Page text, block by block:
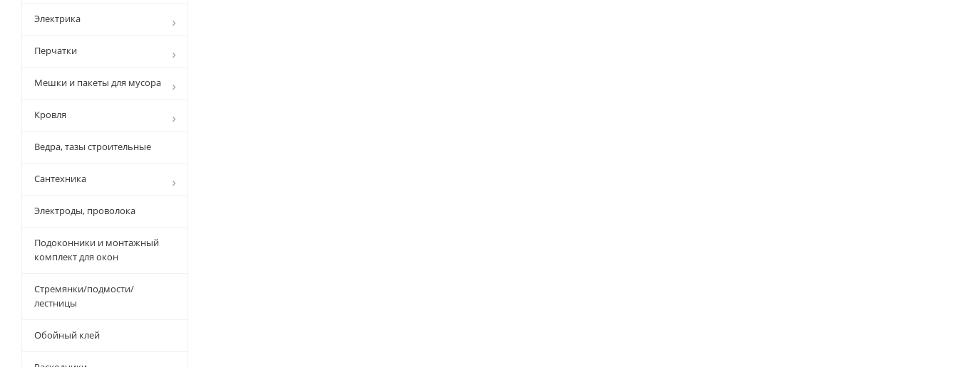
Электрика
Перчатки
Мешки и пакеты для мусора
Кровля
Ведра, тазы строительные
Сантехника
Электроды, проволока
Подоконники и монтажный
комплект для окон
Стремянки/подмости/
лестницы
Обойный клей